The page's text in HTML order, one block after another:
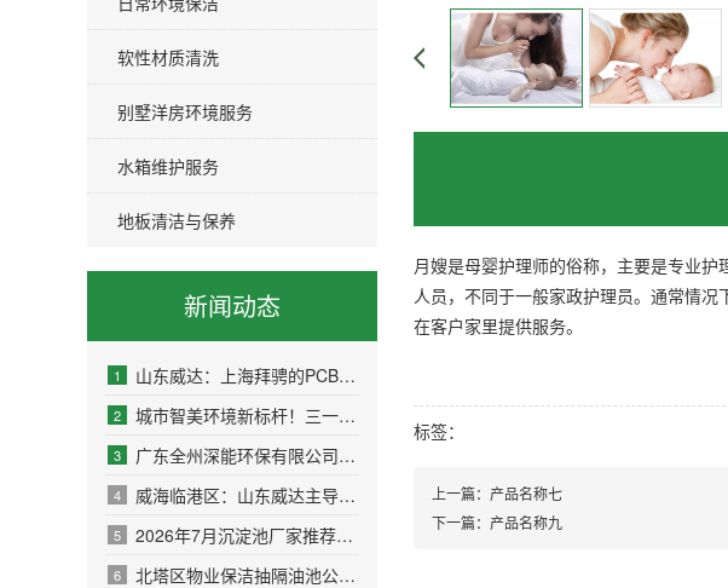
软性材质清洗
别墅洋房环境服务
水箱维护服务
地板清洁与保养
新闻动态
1 山东威达：上海拜骋的PCBA产品主要应用于电动工具、智能家电
2 城市智美环境新标杆！三一环境新能源清洗车批量交付深圳龙华客户
3 广东全州深能环保有限公司工程基建用房租赁合同(八)公告
4 威海临港区：山东威达主导的两项电动工具行业标准成功获批
5 2026年7月沉淀池厂家推荐指南：污水处理沉淀池斜板污水高密
6 北塔区物业保洁抽隔油池公司家庭保洁电话
月嫂是母婴护理师的俗称，主要是专业
人员，不同于一般家政护理员。通常情
在客户家里提供服务。
标签：
上一篇： 产品名称七
下一篇： 产品名称九